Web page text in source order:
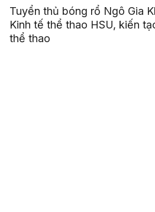
Tuyển thủ bóng rổ Ngô Gia
Kinh tế thể thao HSU, kiến
thể thao